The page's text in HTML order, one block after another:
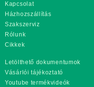
Kapcsolat
Házhozszállítás
Szakszerviz
Rólunk
Cikkek
Letölthető dokumentumok
Vásárlói tájékoztató
Youtube termékvideók